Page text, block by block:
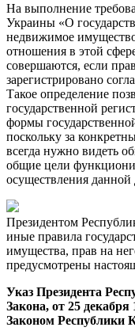
На выполнение
Украины «О
недвижимое
отношения в этой
совершаются, если
зарегистрировано
Такое определение
государственной
формы
поскольку за
всегда нужно видеть
общие цели
осуществления данной
Президентом
иные правила
имущества, прав на
предусмотрены
Указ Президента
Закона, от 25
Законом Республики